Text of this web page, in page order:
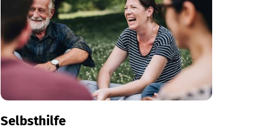
Selbsthilfe